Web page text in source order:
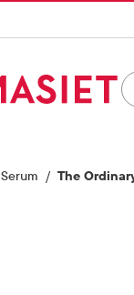
Serum The